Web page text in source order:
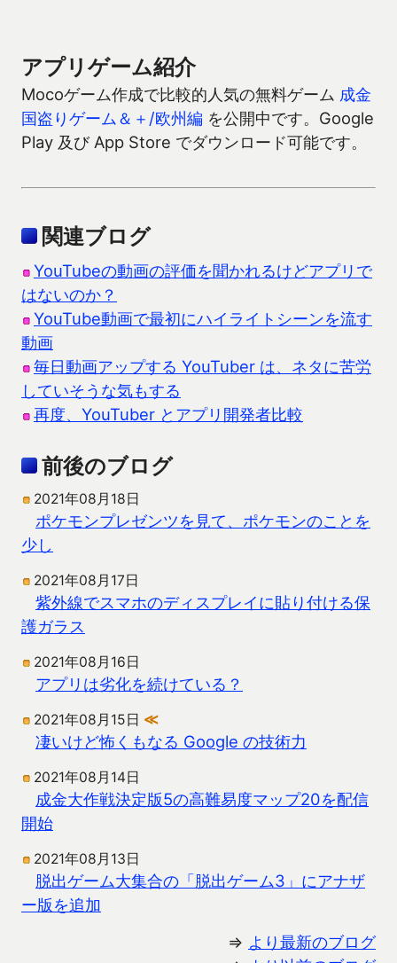
アプリゲーム紹介
Mocoゲーム作成で比較的人気の無料ゲーム 成金
国盗りゲーム＆＋/欧州編 を公開中です。Google
Play 及び App Store でダウンロード可能です。
関連ブログ
YouTubeの動画の評価を聞かれるけどアプリで
はないのか？
YouTube動画で最初にハイライトシーンを流す
動画
毎日動画アップする YouTuber は、ネタに苦労
していそうな気もする
再度、YouTuber とアプリ開発者比較
前後のブログ
2021年08月18日
ポケモンプレゼンツを見て、ポケモンのことを
少し
2021年08月17日
紫外線でスマホのディスプレイに貼り付ける保
護ガラス
2021年08月16日
アプリは劣化を続けている？
2021年08月15日 ≪
凄いけど怖くもなる Google の技術力
2021年08月14日
成金大作戦決定版5の高難易度マップ20を配信
開始
2021年08月13日
脱出ゲーム大集合の「脱出ゲーム3」にアナザ
ー版を追加
⇒ より最新のブログ